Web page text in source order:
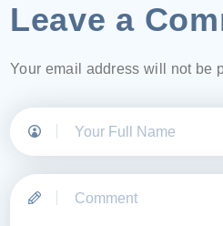
Leave a
Your email address will not be